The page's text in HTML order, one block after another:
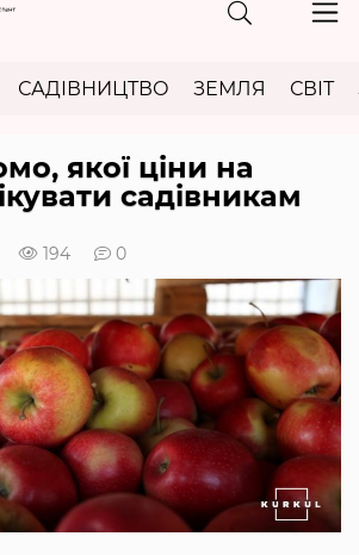
САДІВНИЦТВО ЗЕМЛЯ СВІТ
якої ціни на
садівникам
194 0